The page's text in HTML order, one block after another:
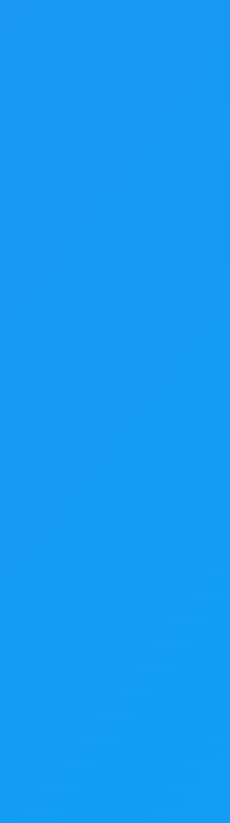
des images. En tant que suppresseur
sans détourage manuel. Notre application
ayez besoin de supprimer un arrière-plan
d'essai et accomplit les tâches en